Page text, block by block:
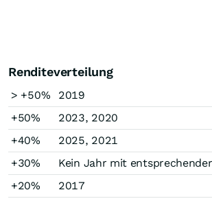
Renditeverteilung
> +50%
2019
+50%
2023, 2020
+40%
2025, 2021
+30%
Kein Jahr mit
+20%
2017